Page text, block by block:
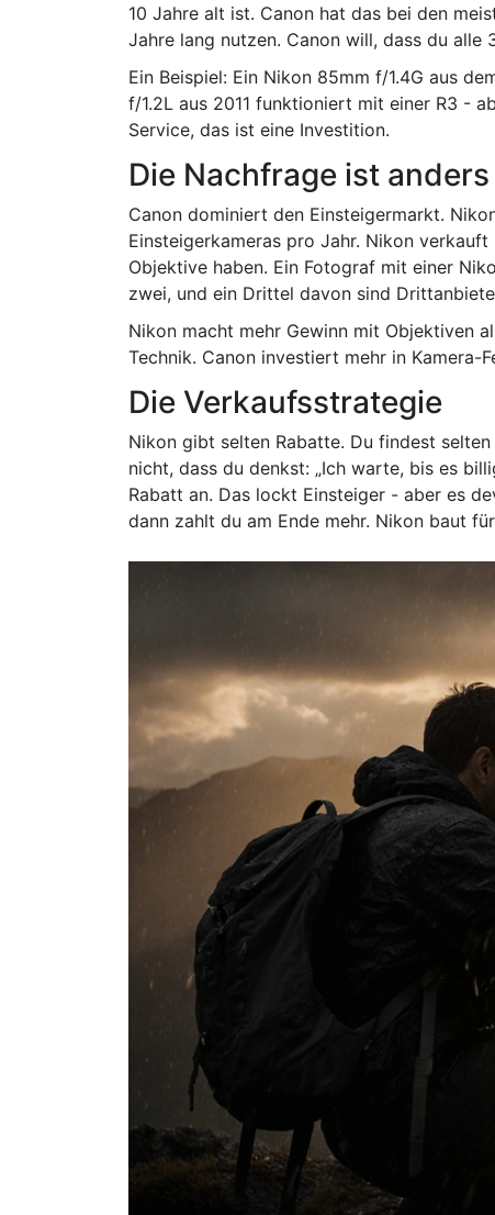
10 Jahre alt ist. Canon hat das bei den
Jahre lang nutzen. Canon will, dass du alle
Ein Beispiel: Ein Nikon 85mm f/1.4G aus
f/1.2L aus 2011 funktioniert mit einer R3 -
Service, das ist eine Investition.
Die Nachfrage ist anders
Canon dominiert den Einsteigermarkt.
Einsteigerkameras pro Jahr. Nikon
Objektive haben. Ein Fotograf mit einer
zwei, und ein Drittel davon sind
Nikon macht mehr Gewinn mit Objektiven
Technik. Canon investiert mehr in Kamera-
Die Verkaufsstrategie
Nikon gibt selten Rabatte. Du findest
nicht, dass du denkst: „Ich warte, bis es
Rabatt an. Das lockt Einsteiger - aber es
dann zahlt du am Ende mehr. Nikon baut